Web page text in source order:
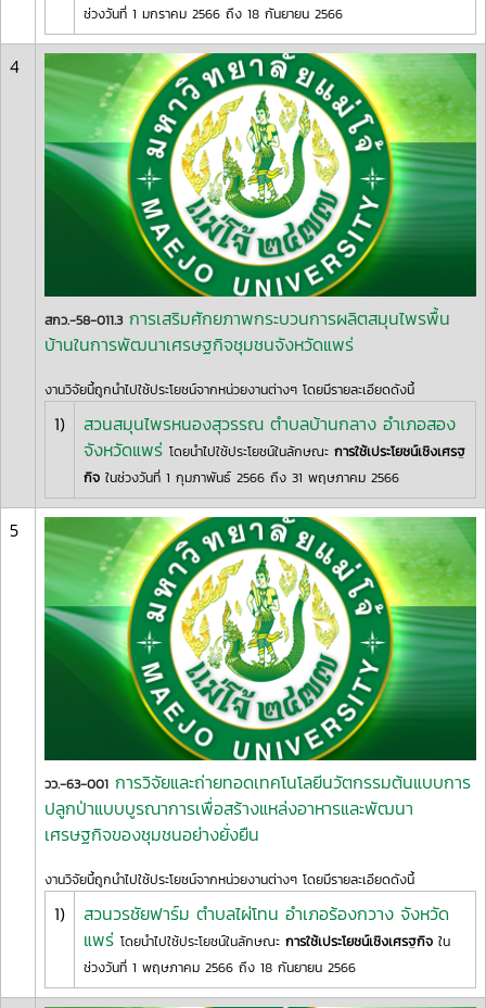
ช่วงวันที่ 1 มกราคม 2566 ถึง 18 กันยายน 2566
4
สกว.-58-011.3 การเสริมศักยภาพกระบวนการผลิตสมุนไพรพื้น
บ้านในการพัฒนาเศรษฐกิจชุมชนจังหวัดแพร่
งานวิจัยนี้ถูกนำไปใช้ประโยชน์จากหน่วยงานต่างๆ โดยมีรายละเอียดดังนี้
1)
สวนสมุนไพรหนองสุวรรณ ตำบลบ้านกลาง อำเภอสอง
จังหวัดแพร่ โดยนำไปใช้ประโยชน์ในลักษณะ การใช้เประโยชน์เชิงเศรฐ
กิจ ในช่วงวันที่ 1 กุมภาพันธ์ 2566 ถึง 31 พฤษภาคม 2566
5
วว.-63-001 การวิจัยและถ่ายทอดเทคโนโลยีนวัตกรรมต้นแบบการ
ปลูกป่าแบบบูรณาการเพื่อสร้างแหล่งอาหารและพัฒนา
เศรษฐกิจของชุมชนอย่างยั่งยืน
งานวิจัยนี้ถูกนำไปใช้ประโยชน์จากหน่วยงานต่างๆ โดยมีรายละเอียดดังนี้
1)
สวนวรชัยฟาร์ม ตำบลไผ่โทน อำเภอร้องกวาง จังหวัด
แพร่ โดยนำไปใช้ประโยชน์ในลักษณะ การใช้เประโยชน์เชิงเศรฐกิจ ใน
ช่วงวันที่ 1 พฤษภาคม 2566 ถึง 18 กันยายน 2566